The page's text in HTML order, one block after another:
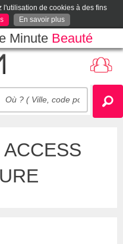
l'utilisation de cookies à des fins
En savoir plus
Minute Beauté
ACCESS